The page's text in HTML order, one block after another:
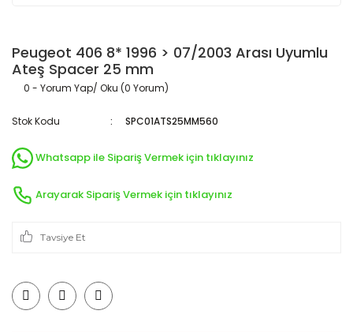
Peugeot 406 8* 1996 > 07/2003 Arası Uyumlu
Ateş Spacer 25 mm
0 - Yorum Yap/ Oku (0 Yorum)
Stok Kodu SPC01ATS25MM560
Whatsapp ile Sipariş Vermek için tıklayınız
Arayarak Sipariş Vermek için tıklayınız
Tavsiye Et